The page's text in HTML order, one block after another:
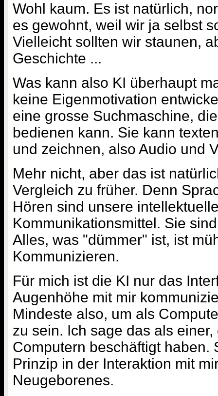
Wohl kaum. Es ist natürlich,
es gewohnt, weil wir ja selbst
Vielleicht sollten wir staunen,
Geschichte ...
Was kann also KI überhaupt
keine Eigenmotivation
eine grosse Suchmaschine,
bedienen kann. Sie kann
und zeichnen, also Audio und
Mehr nicht, aber das ist
Vergleich zu früher. Denn
Hören sind unsere
Kommunikationsmittel. Sie
Alles, was "dümmer" ist, ist
Kommunizieren.
Für mich ist die KI nur das
Augenhöhe mit mir
Mindeste also, um als
zu sein. Ich sage das als
Computern beschäftigt haben.
Prinzip in der Interaktion mit
Neugeborenes.